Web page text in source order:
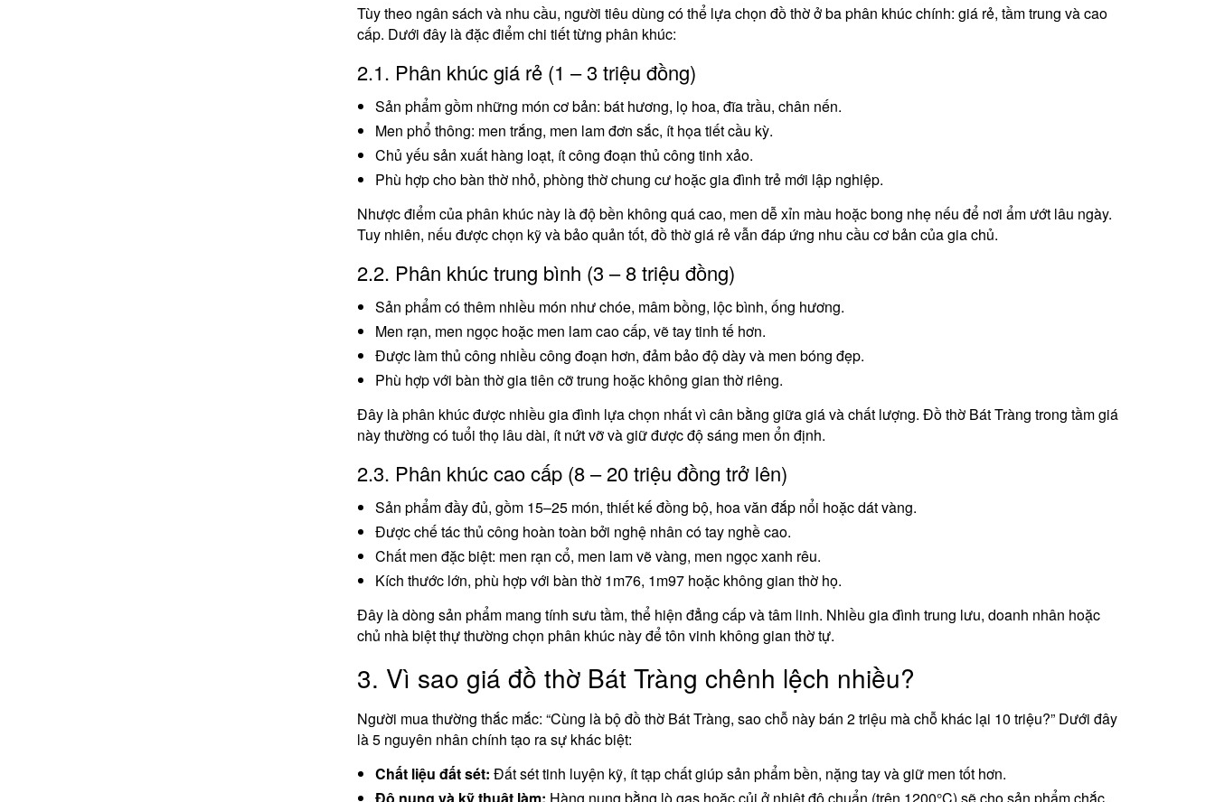
Tùy theo ngân sách và nhu cầu, người tiêu dùng có thể lựa chọn đồ thờ ở ba phân khúc chính: giá rẻ, tầm trung và cao
cấp. Dưới đây là đặc điểm chi tiết từng phân khúc:
2.1. Phân khúc giá rẻ (1 – 3 triệu đồng)
Sản phẩm gồm những món cơ bản: bát hương, lọ hoa, đĩa trầu, chân nến.
Men phổ thông: men trắng, men lam đơn sắc, ít họa tiết cầu kỳ.
Chủ yếu sản xuất hàng loạt, ít công đoạn thủ công tinh xảo.
Phù hợp cho bàn thờ nhỏ, phòng thờ chung cư hoặc gia đình trẻ mới lập nghiệp.
Nhược điểm của phân khúc này là độ bền không quá cao, men dễ xỉn màu hoặc bong nhẹ nếu để nơi ẩm ướt lâu ngày.
Tuy nhiên, nếu được chọn kỹ và bảo quản tốt, đồ thờ giá rẻ vẫn đáp ứng nhu cầu cơ bản của gia chủ.
2.2. Phân khúc trung bình (3 – 8 triệu đồng)
Sản phẩm có thêm nhiều món như chóe, mâm bồng, lộc bình, ống hương.
Men rạn, men ngọc hoặc men lam cao cấp, vẽ tay tinh tế hơn.
Được làm thủ công nhiều công đoạn hơn, đảm bảo độ dày và men bóng đẹp.
Phù hợp với bàn thờ gia tiên cỡ trung hoặc không gian thờ riêng.
Đây là phân khúc được nhiều gia đình lựa chọn nhất vì cân bằng giữa giá và chất lượng. Đồ thờ Bát Tràng trong tầm giá
này thường có tuổi thọ lâu dài, ít nứt vỡ và giữ được độ sáng men ổn định.
2.3. Phân khúc cao cấp (8 – 20 triệu đồng trở lên)
Sản phẩm đầy đủ, gồm 15–25 món, thiết kế đồng bộ, hoa văn đắp nổi hoặc dát vàng.
Được chế tác thủ công hoàn toàn bởi nghệ nhân có tay nghề cao.
Chất men đặc biệt: men rạn cổ, men lam vẽ vàng, men ngọc xanh rêu.
Kích thước lớn, phù hợp với bàn thờ 1m76, 1m97 hoặc không gian thờ họ.
Đây là dòng sản phẩm mang tính sưu tầm, thể hiện đẳng cấp và tâm linh. Nhiều gia đình trung lưu, doanh nhân hoặc
chủ nhà biệt thự thường chọn phân khúc này để tôn vinh không gian thờ tự.
3. Vì sao giá đồ thờ Bát Tràng chênh lệch nhiều?
Người mua thường thắc mắc: “Cùng là bộ đồ thờ Bát Tràng, sao chỗ này bán 2 triệu mà chỗ khác lại 10 triệu?” Dưới đây
là 5 nguyên nhân chính tạo ra sự khác biệt:
Chất liệu đất sét: Đất sét tinh luyện kỹ, ít tạp chất giúp sản phẩm bền, nặng tay và giữ men tốt hơn.
Độ nung và kỹ thuật làm: Hàng nung bằng lò gas hoặc củi ở nhiệt độ chuẩn (trên 1200°C) sẽ cho sản phẩm chắc,